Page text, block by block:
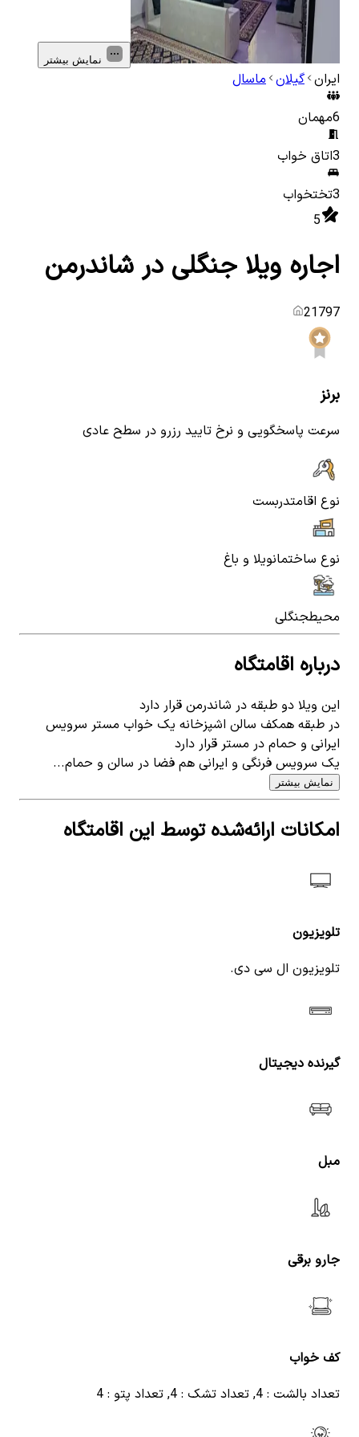
نمایش بیشتر
ایران گیلان ماسال
6مهمان
3اتاق خواب
3تختخواب
5
اجاره ویلا جنگلی در شاندرمن
21797
برنز
سرعت پاسخگویی و نرخ تایید رزرو در سطح عادی
نوع اقامتدربست
نوع ساختمانویلا و باغ
محیطجنگلی
درباره اقامتگاه
این ویلا دو طبقه در شاندرمن قرار دارد
در طبقه همکف سالن اشپزخانه یک خواب مستر سرویس
ایرانی و حمام در مستر قرار دارد
یک سرویس فرنگی و ایرانی هم فضا در سالن و حمام...
نمایش بیشتر
امکانات ارائه‌شده توسط این اقامتگاه
تلویزیون
تلویزیون ال سی دی.
گیرنده دیجیتال
مبل
جارو برقی
کف خواب
تعداد بالشت : 4, تعداد تشک : 4, تعداد پتو : 4